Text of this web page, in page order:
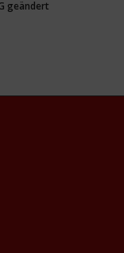
geändert